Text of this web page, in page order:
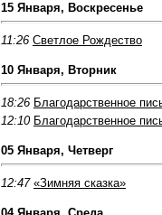
15 Января, Воскресенье
11:26 Светлое Рождество
10 Января, Вторник
18:26 Благодарственное
12:10 Благодарственное
05 Января, Четверг
12:47 «Зимняя сказка»